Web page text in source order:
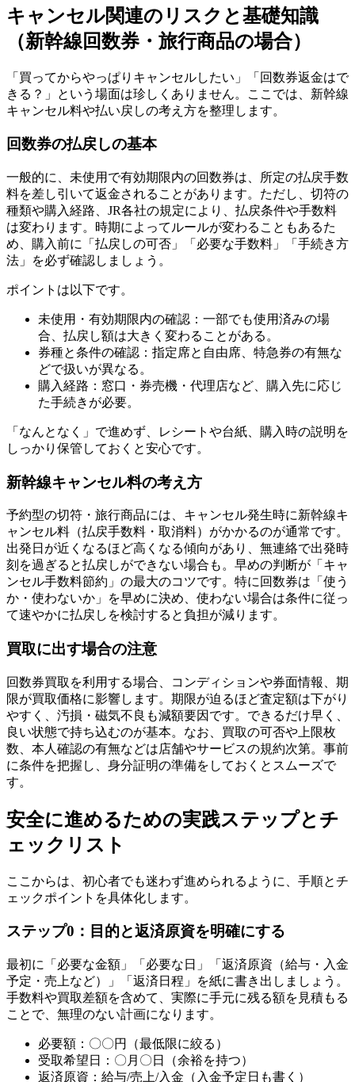
キャンセル関連のリスクと基礎知識
（新幹線回数券・旅行商品の場合）
「買ってからやっぱりキャンセルしたい」「回数券返金はで
きる？」という場面は珍しくありません。ここでは、新幹線
キャンセル料や払い戻しの考え方を整理します。
回数券の払戻しの基本
一般的に、未使用で有効期限内の回数券は、所定の払戻手数
料を差し引いて返金されることがあります。ただし、切符の
種類や購入経路、JR各社の規定により、払戻条件や手数料
は変わります。時期によってルールが変わることもあるた
め、購入前に「払戻しの可否」「必要な手数料」「手続き方
法」を必ず確認しましょう。
ポイントは以下です。
未使用・有効期限内の確認：一部でも使用済みの場
合、払戻し額は大きく変わることがある。
券種と条件の確認：指定席と自由席、特急券の有無な
どで扱いが異なる。
購入経路：窓口・券売機・代理店など、購入先に応じ
た手続きが必要。
「なんとなく」で進めず、レシートや台紙、購入時の説明を
しっかり保管しておくと安心です。
新幹線キャンセル料の考え方
予約型の切符・旅行商品には、キャンセル発生時に新幹線キ
ャンセル料（払戻手数料・取消料）がかかるのが通常です。
出発日が近くなるほど高くなる傾向があり、無連絡で出発時
刻を過ぎると払戻しができない場合も。早めの判断が「キャ
ンセル手数料節約」の最大のコツです。特に回数券は「使う
か・使わないか」を早めに決め、使わない場合は条件に従っ
て速やかに払戻しを検討すると負担が減ります。
買取に出す場合の注意
回数券買取を利用する場合、コンディションや券面情報、期
限が買取価格に影響します。期限が迫るほど査定額は下がり
やすく、汚損・磁気不良も減額要因です。できるだけ早く、
良い状態で持ち込むのが基本。なお、買取の可否や上限枚
数、本人確認の有無などは店舗やサービスの規約次第。事前
に条件を把握し、身分証明の準備をしておくとスムーズで
す。
安全に進めるための実践ステップとチ
ェックリスト
ここからは、初心者でも迷わず進められるように、手順とチ
ェックポイントを具体化します。
ステップ0：目的と返済原資を明確にする
最初に「必要な金額」「必要な日」「返済原資（給与・入金
予定・売上など）」「返済日程」を紙に書き出しましょう。
手数料や買取差額を含めて、実際に手元に残る額を見積もる
ことで、無理のない計画になります。
必要額：〇〇円（最低限に絞る）
受取希望日：〇月〇日（余裕を持つ）
返済原資：給与/売上/入金（入金予定日も書く）